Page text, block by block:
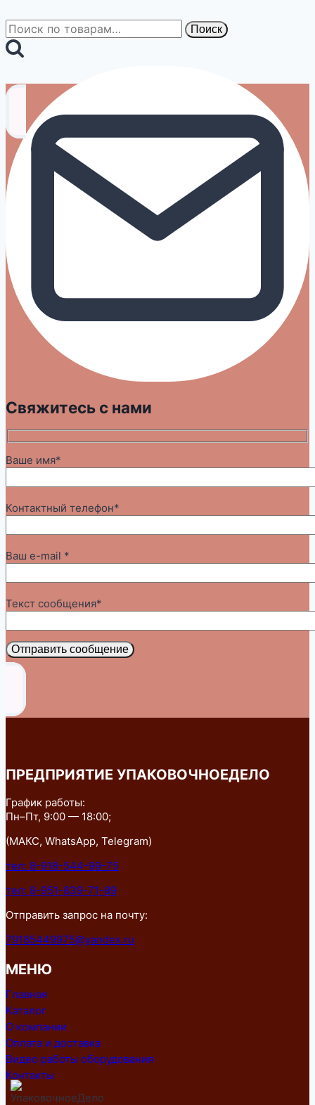
Искать: Поиск
Свяжитесь с нами
Ваше имя*
Контактный телефон*
Ваш e-mail *
Текст сообщения*
Отправить сообщение
ПРЕДПРИЯТИЕ УПАКОВОЧНОЕДЕЛО
График работы:
Пн–Пт, 9:00 — 18:00;
(МАКС, WhatsApp, Telegram)
тел: 8-918-544-99-75
тел: 8-951-839-71-89
Отправить запрос на почту:
79185449975@yandex.ru
МЕНЮ
Главная
Каталог
О компании
Оплата и доставка
Видео работы оборудования
Контакты